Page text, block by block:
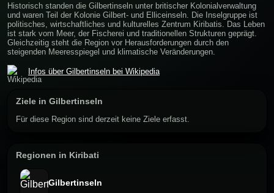
Historisch standen die Gilbertinseln unter britischer Kolonialverwaltung
und waren Teil der Kolonie Gilbert- und Elliceinseln. Die Inselgruppe ist
politisches, wirtschaftliches und kulturelles Zentrum Kiribatis. Das Leben
ist stark vom Meer, der Fischerei und traditionellen Strukturen geprägt.
Gleichzeitig steht die Region vor Herausforderungen durch den
steigenden Meeresspiegel und klimatische Veränderungen.
Infos über Gilbertinseln bei Wikipedia
Ziele in Gilbertinseln
Für diese Region sind derzeit keine Ziele erfasst.
Regionen in Kiribati
Gilbertinseln